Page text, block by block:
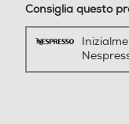
tue bevande:
ml), Gran Lungo
La macchina
miscela
capsule con
Raccogli fondi
Consiglia questo